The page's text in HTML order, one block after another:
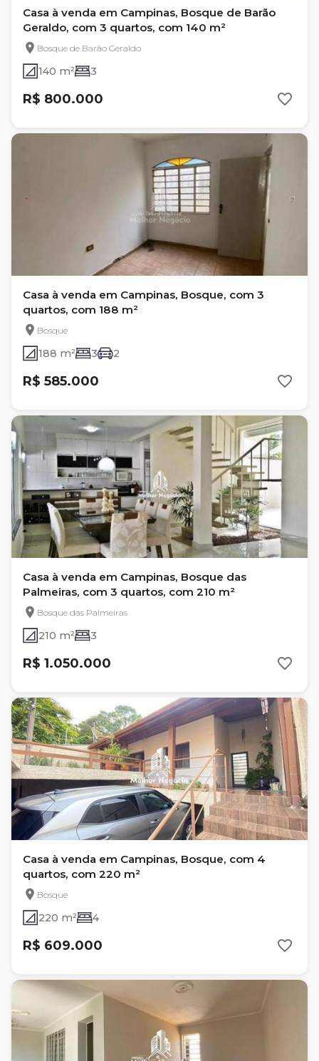
Casa à venda em Campinas, Bosque de Barão
Geraldo, com 3 quartos, com 140 m²
Bosque de Barão Geraldo
140 m² 3
R$ 800.000
Casa à venda em Campinas, Bosque, com 3
quartos, com 188 m²
Bosque
188 m² 3 2
R$ 585.000
Casa à venda em Campinas, Bosque das
Palmeiras, com 3 quartos, com 210 m²
Bosque das Palmeiras
210 m² 3
R$ 1.050.000
Casa à venda em Campinas, Bosque, com 4
quartos, com 220 m²
Bosque
220 m² 4
R$ 609.000